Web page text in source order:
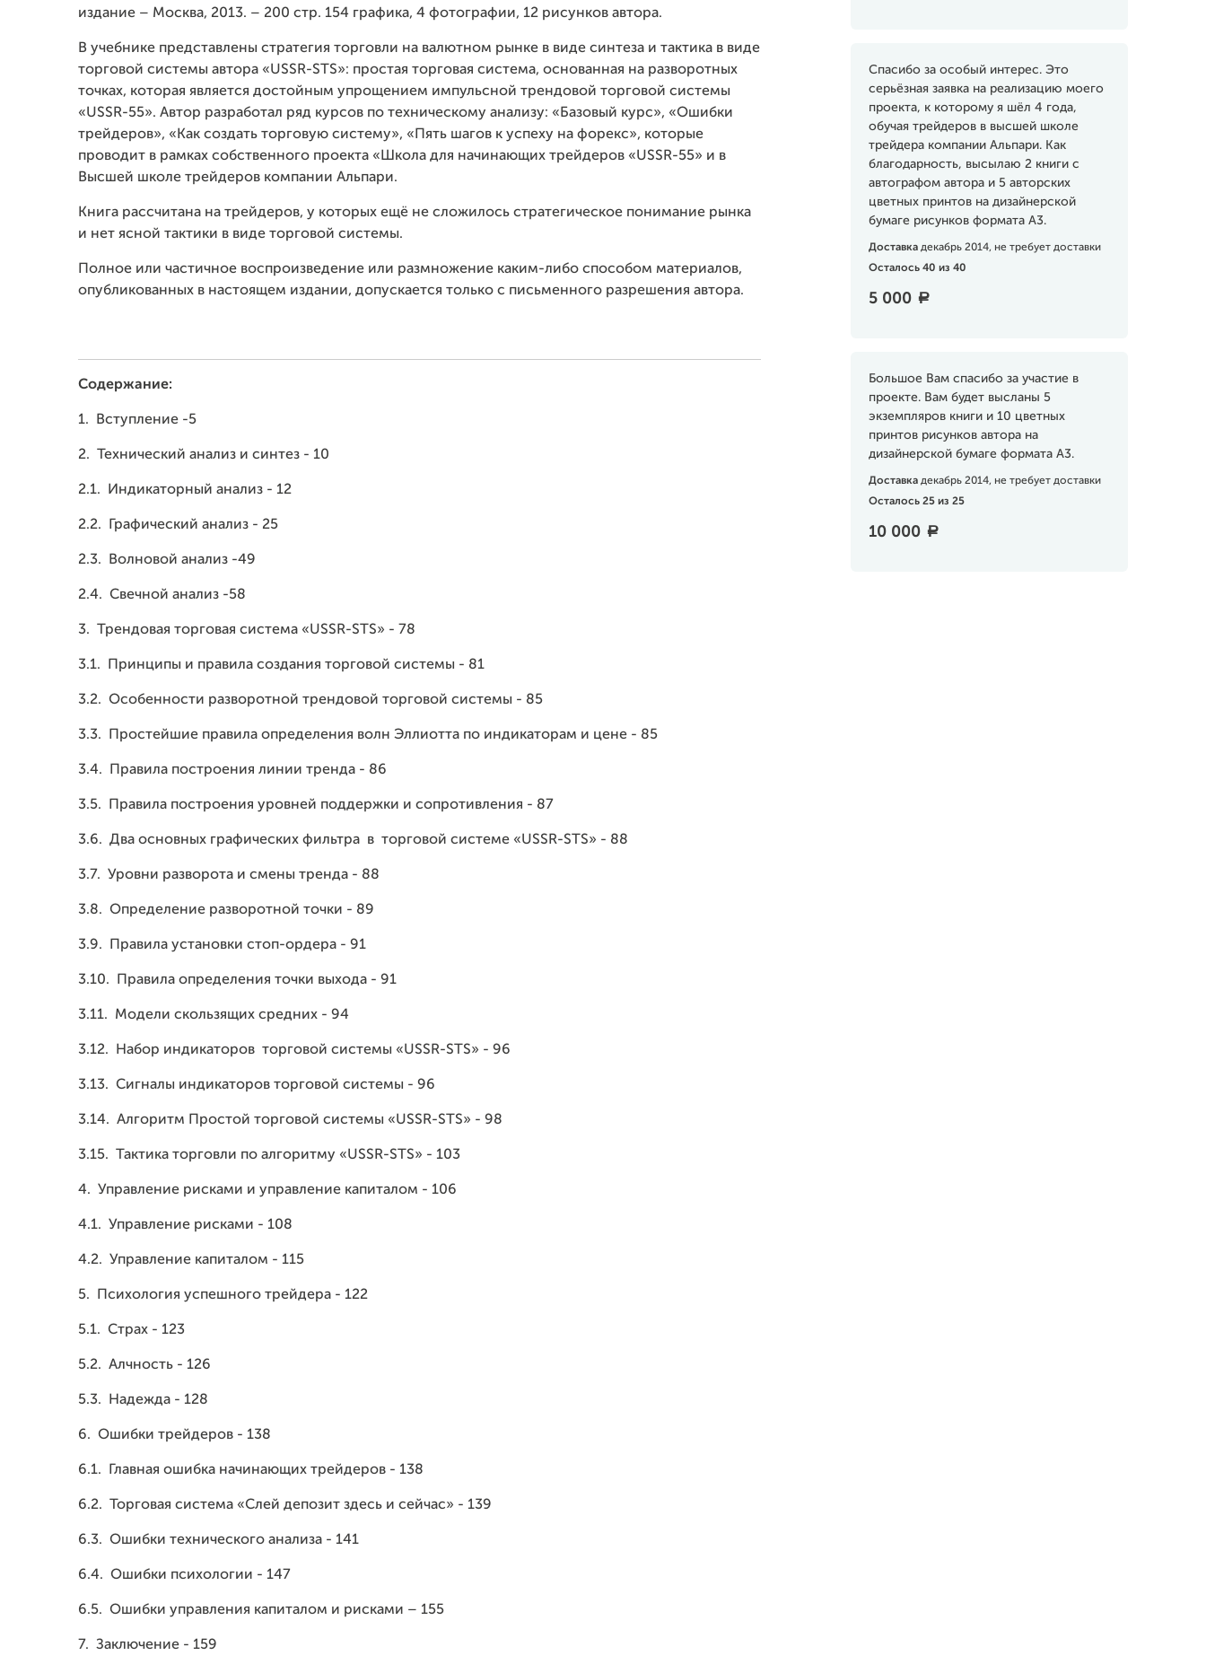
Спасибо за особый интерес. Это
серьёзная заявка на реализацию моего
проекта, к которому я шёл 4 года,
обучая трейдеров в высшей школе
трейдера компании Альпари. Как
благодарность, высылаю 2 книги с
автографом автора и 5 авторских
цветных принтов на дизайнерской
бумаге рисунков формата А3.
Доставка декабрь 2014, не требует доставки
Осталось 40 из 40
5 000 a
Большое Вам спасибо за участие в
проекте. Вам будет высланы 5
экземпляров книги и 10 цветных
принтов рисунков автора на
дизайнерской бумаге формата А3.
Доставка декабрь 2014, не требует доставки
Осталось 25 из 25
10 000 a
издание – Москва, 2013. – 200 стр. 154 графика, 4 фотографии, 12 рисунков автора.
В учебнике представлены стратегия торговли на валютном рынке в виде синтеза и тактика в виде
торговой системы автора «USSR-STS»: простая торговая система, основанная на разворотных
точках, которая является достойным упрощением импульсной трендовой торговой системы
«USSR-55». Автор разработал ряд курсов по техническому анализу: «Базовый курс», «Ошибки
трейдеров», «Как создать торговую систему», «Пять шагов к успеху на форекс», которые
проводит в рамках собственного проекта «Школа для начинающих трейдеров «USSR-55» и в
Высшей школе трейдеров компании Альпари.
Книга рассчитана на трейдеров, у которых ещё не сложилось стратегическое понимание рынка
и нет ясной тактики в виде торговой системы.
Полное или частичное воспроизведение или размножение каким-либо способом материалов,
опубликованных в настоящем издании, допускается только с письменного разрешения автора.
Содержание:
1. Вступление -5
2. Технический анализ и синтез - 10
2.1. Индикаторный анализ - 12
2.2. Графический анализ - 25
2.3. Волновой анализ -49
2.4. Свечной анализ -58
3. Трендовая торговая система «USSR-STS» - 78
3.1. Принципы и правила создания торговой системы - 81
3.2. Особенности разворотной трендовой торговой системы - 85
3.3. Простейшие правила определения волн Эллиотта по индикаторам и цене - 85
3.4. Правила построения линии тренда - 86
3.5. Правила построения уровней поддержки и сопротивления - 87
3.6. Два основных графических фильтра в торговой системе «USSR-STS» - 88
3.7. Уровни разворота и смены тренда - 88
3.8. Определение разворотной точки - 89
3.9. Правила установки стоп-ордера - 91
3.10. Правила определения точки выхода - 91
3.11. Модели скользящих средних - 94
3.12. Набор индикаторов торговой системы «USSR-STS» - 96
3.13. Сигналы индикаторов торговой системы - 96
3.14. Алгоритм Простой торговой системы «USSR-STS» - 98
3.15. Тактика торговли по алгоритму «USSR-STS» - 103
4. Управление рисками и управление капиталом - 106
4.1. Управление рисками - 108
4.2. Управление капиталом - 115
5. Психология успешного трейдера - 122
5.1. Страх - 123
5.2. Алчность - 126
5.3. Надежда - 128
6. Ошибки трейдеров - 138
6.1. Главная ошибка начинающих трейдеров - 138
6.2. Торговая система «Слей депозит здесь и сейчас» - 139
6.3. Ошибки технического анализа - 141
6.4. Ошибки психологии - 147
6.5. Ошибки управления капиталом и рисками – 155
7. Заключение - 159